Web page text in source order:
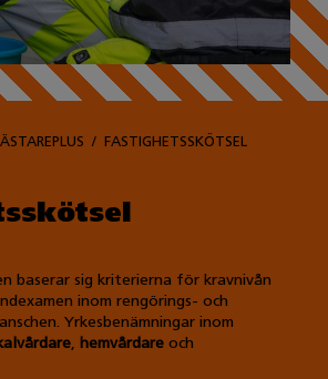
FASTIGHETSSKÖTSEL
baserar sig kriterierna för kravnivån
inom rengörings- och
Yrkesbenämningar inom
, hemvårdareoch